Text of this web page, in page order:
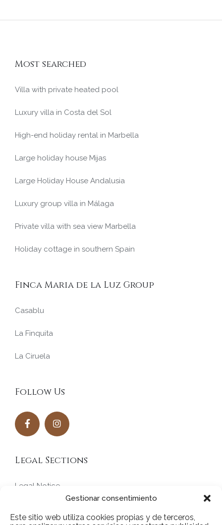
Gestionar consentimiento
Este sitio web utiliza cookies propias y de terceros,
Most searched
Villa with private heated pool
Luxury villa in Costa del Sol
High-end holiday rental in Marbella
Large holiday house Mijas
Large Holiday House Andalusia
Luxury group villa in Málaga
Private villa with sea view Marbella
Holiday cottage in southern Spain
Finca Maria de la Luz Group
Casablu
La Finquita
La Ciruela
Follow Us
Legal Sections
Legal Notice